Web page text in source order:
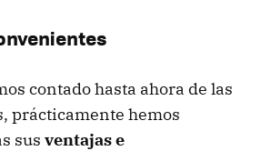
contado hasta ahora de las
prácticamente hemos
sus ventajas e